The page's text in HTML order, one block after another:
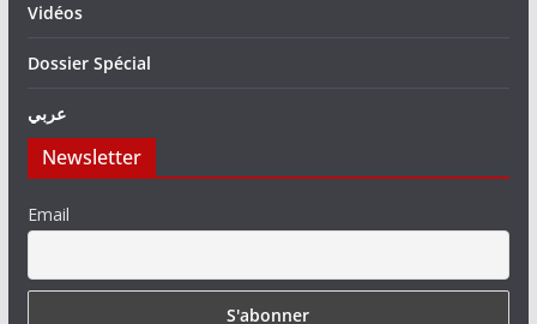
Vidéos
Dossier Spécial
عربي
Newsletter
Email